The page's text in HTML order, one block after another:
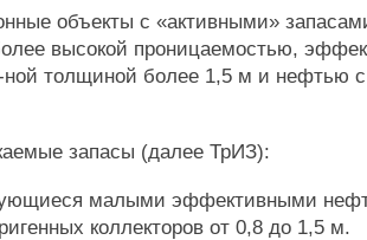
объекты с «активными»
высокой проницаемостью,
ной толщиной более 1,5 м и нефтью
запасы (далее ТрИЗ):
малыми эффективными
коллекторов от 0,8 до 1,5 м.